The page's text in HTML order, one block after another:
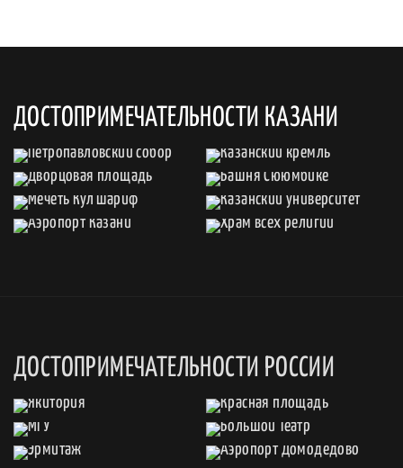
ДОСТОПРИМЕЧАТЕЛЬНОСТИ КАЗАНИ
ДОСТОПРИМЕЧАТЕЛЬНОСТИ РОССИИ